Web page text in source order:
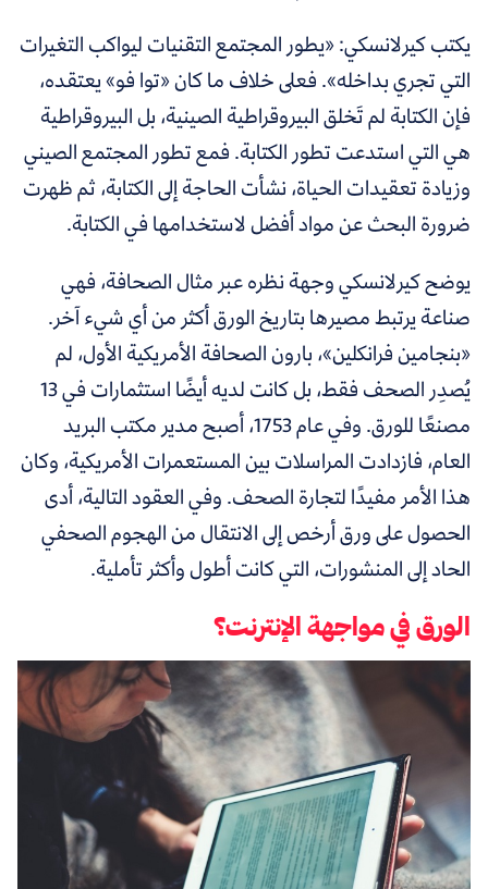
يكتب كيرلانسكي:«يطور المجتمع التقنيات ليواكب التغيرات
التي تجري بداخله». فعلى خلاف ما كان«توا فو»يعتقده،
فإن الكتابة لم تَخلق البيروقراطية الصينية، بل البيروقراطية
هي التي استدعت تطور الكتابة. فمع تطور المجتمع الصيني
وزيادة تعقيدات الحياة، نشأت الحاجة إلى الكتابة، ثم ظهرت
ضرورة البحث عن مواد أفضل لاستخدامها في الكتابة.
يوضح كيرلانسكي وجهة نظره عبر مثال الصحافة، فهي
صناعة يرتبط مصيرها بتاريخ الورق أكثر من أي شيء آخر.
«بنجامين فرانكلين»، بارون الصحافة الأمريكية الأول، لم
يُصدِر الصحف فقط، بل كانت لديه أيضًا استثمارات في 13
مصنعًا للورق. وفي عام 1753، أصبح مدير مكتب البريد
العام، فازدادت المراسلات بين المستعمرات الأمريكية، وكان
هذا الأمر مفيدًا لتجارة الصحف. وفي العقود التالية، أدى
الحصول على ورق أرخص إلى الانتقال من الهجوم الصحفي
الحاد إلى المنشورات، التي كانت أطول وأكثر تأملية.
الورق في مواجهة الإنترنت؟